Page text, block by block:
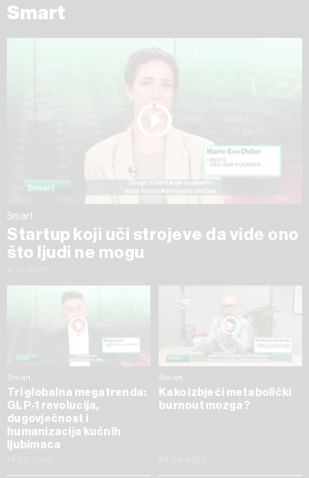
Smart
Smart
Startup koji uči strojeve da vide ono
što ljudi ne mogu
Smart
Tri globalna megatrenda:
GLP-1 revolucija,
dugovječnost i
humanizacija kućnih
ljubimaca
Smart
Kako izbjeći metabolički
burnout mozga?